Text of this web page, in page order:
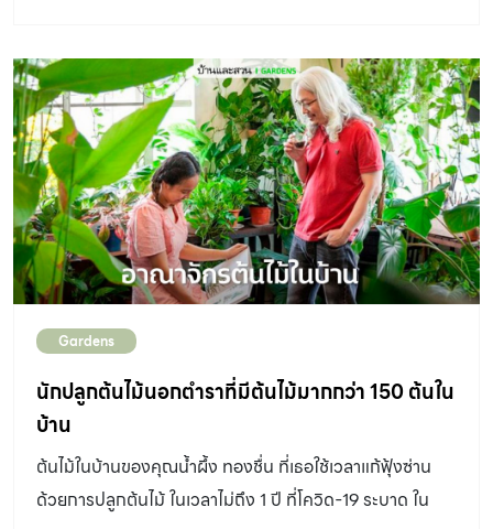
อย่างไรในเมื่อเรายังต้องใช้ชีวิตประจำวันและทำงานคลุกคลี
อยู่กับสิ่งเหล่านี้ ต้นไม้ฟอกอากาศอาจช่วยคุณได้ การปลูก
ต้นไม้ลดมลพิษ หลายปีก่อนองค์การนาซานำเสนอผลงานวิจัย
เกี่ยวกับไม้ประดับที่มีประสิทธิภาพในการดูดสารพิษจำนวน
50 ชนิด ส่วนใหญ่เป็นไม้ประดับเมืองร้อนที่ปลูกกันทั่วไปใน
บ้านเรา ต่อมาก็มีงานวิจัยเกี่ยวกับเรื่องนี้ตามมาอีกมากมาย
ซึ่งเป็นเครื่องยืนยันได้อย่างดีว่าต้นไม้สามารถลดมลมิษทาง
นึกตามนะคะว่านอกจากต้นไม้จะเป็นเครื่องฟอกอากาศให้
สะอาดและเป็นธรรมชาติแล้ว ยังไม่สิ้นเปลืองพลังงาน ไม่ต้อง
คอยเปลี่ยนตัวกรองอากาศ ไม่มีเสียงรบกวน ราคาถูก ทั้งยัง
ทำให้จิตใจสดชื่นผ่อนคลาย เห็นข้อดีอย่างนี้ชักอยากปลูก
ต้นไม้กันแล้วใช่ไหมคะ ลองมาดูกันว่าสารพิษหรือมลพิษรอบ
ตัวเรามีอะไร มาจากไหน และต้นไม้อะไรที่ช่วยลดมลพิษได้บ้าง
Gardens
นักปลูกต้นไม้นอกตำราที่มีต้นไม้มากกว่า 150 ต้นใน
บ้าน
ต้นไม้ในบ้านของคุณน้ำผึ้ง ทองชื่น ที่เธอใช้เวลาแก้ฟุ้งซ่าน
ด้วยการปลูกต้นไม้ ในเวลาไม่ถึง 1 ปี ที่โควิด-19 ระบาด ใน